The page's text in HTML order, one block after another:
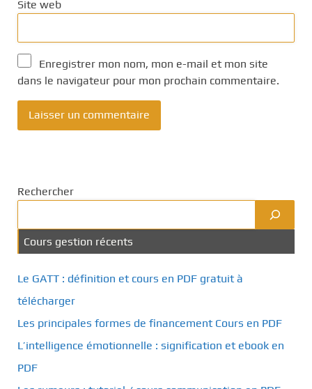
Site web
Enregistrer mon nom, mon e-mail et mon site
dans le navigateur pour mon prochain commentaire.
Rechercher
Cours gestion récents
Le GATT : définition et cours en PDF gratuit à
télécharger
Les principales formes de financement Cours en PDF
L’intelligence émotionnelle : signification et ebook en
PDF